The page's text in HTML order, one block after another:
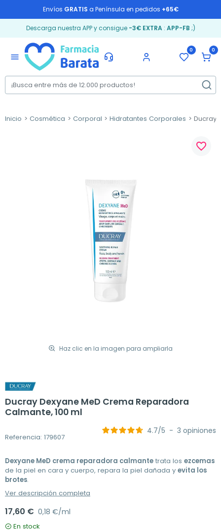
Envíos GRATIS a Península en pedidos +65€
Descarga nuestra APP y consigue -3€ EXTRA: APP-FB ;)
menu
0 0
Inicio Cosmética Corporal Hidratantes Corporales Ducray
Haz clic en la imagen para ampliarla
favorite_border
Ducray Dexyane MeD Crema Reparadora
Calmante, 100 ml
Referencia: 179607
4.7/5 - 3 opiniones
Dexyane MeD crema reparadora calmante trata los ezcemas
de la piel en cara y cuerpo, repara la piel dañada y evita los
brotes.
Ver descripción completa
17,60 € 0,18 €/ml
En stock